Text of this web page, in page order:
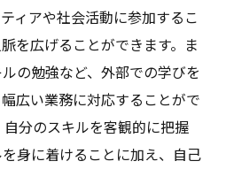
ィアや社会活動に参加するこ
を広げることができます。ま
の勉強など、外部での学びを
広い業務に対応することがで
分のスキルを客観的に把握
身に着けることに加え、自己